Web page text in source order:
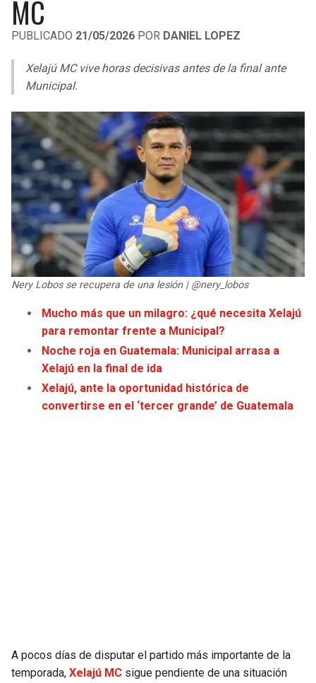
LIGA DE EXPANSIÓN MX
LEAGUES CUP
UEFA EUROPA LEAGUE
UEFA CONFERENCE LEAGUE
MLS
COPA SUDAMERICANA
LIGA BETPLAY
OTRAS LIGAS
RAIDERS
CHARGERS
BENGALS
BROWNS
STEELERS
TEXANS
JAGUARS
TITANS
COWBOYS
SEAHAWKS
CAVALIERS
PISTONS
BUCKS
HAWKS
HORNETS
HEAT
WIZARDS
WARRIORS
CLIPPERS
PELICANS
MC
PUBLICADO 21/05/2026 POR DANIEL LOPEZ
Xelajú MC vive horas decisivas antes de la final ante
Municipal.
Nery Lobos se recupera de una lesión | @nery_lobos
Mucho más que un milagro: ¿qué necesita Xelajú
para remontar frente a Municipal?
Noche roja en Guatemala: Municipal arrasa a
Xelajú en la final de ida
Xelajú, ante la oportunidad histórica de
convertirse en el ‘tercer grande’ de Guatemala
A pocos días de disputar el partido más importante de la
temporada, Xelajú MC sigue pendiente de una situación